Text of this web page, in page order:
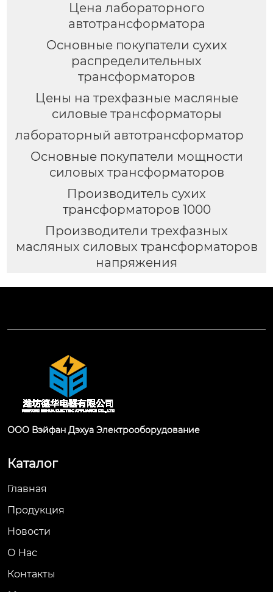
Цена лабораторного
автотрансформатора
Основные покупатели сухих
распределительных
трансформаторов
Цены на трехфазные масляные
силовые трансформаторы
лабораторный автотрансформатор
Основные покупатели мощности
силовых трансформаторов
Производитель сухих
трансформаторов 1000
Производители трехфазных
масляных силовых трансформаторов
напряжения
ООО Вэйфан Дэхуа Электрооборудование
Каталог
Главная
Продукция
Новости
О Hас
Контакты